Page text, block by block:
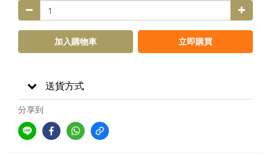
加入購物車 立即購買
送貨方式
分享到